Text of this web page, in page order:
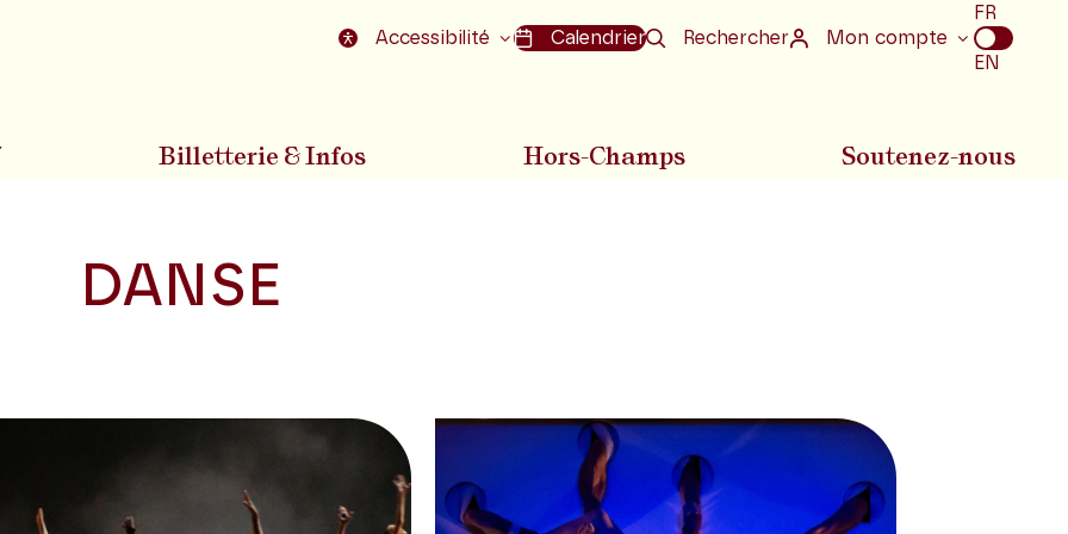
Aller au pied de la page Accessibilité Calendrier Rechercher Mon compte
Choix
de
la
FR
EN
Billetterie & Infos Hors-Champs Soutenez-nous
DANSE